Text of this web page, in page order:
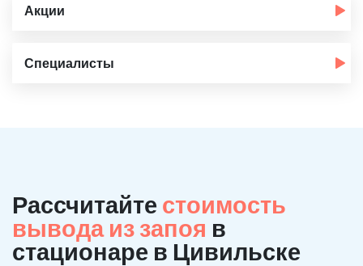
Акции
Специалисты
Рассчитайте стоимость
вывода из запоя в
стационаре в Цивильске